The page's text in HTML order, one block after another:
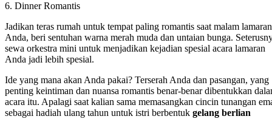
6. Dinner Romantis
Jadikan teras rumah untuk tempat paling romantis saat malam lamaran
Anda, beri sentuhan warna merah muda dan untaian bunga.
sewa orkestra mini untuk menjadikan kejadian spesial acara lamaran
Anda jadi lebih spesial.
Ide yang mana akan Anda pakai? Terserah Anda dan pasangan, yang
penting keintiman dan nuansa romantis benar-benar dibentukkan
acara itu. Apalagi saat kalian sama memasangkan cincin tunangan
sebagai hadiah ulang tahun untuk istri berbentuk gelang berlian